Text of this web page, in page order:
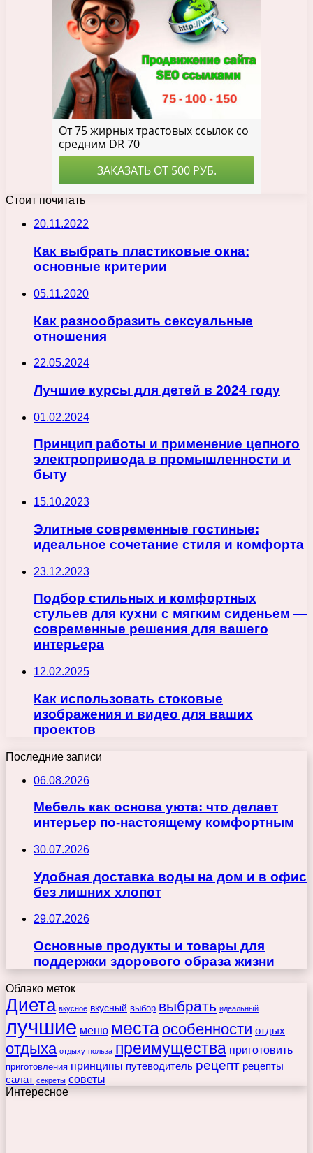
Стоит почитать
20.11.2022
Как выбрать пластиковые окна:
основные критерии
05.11.2020
Как разнообразить сексуальные
отношения
22.05.2024
Лучшие курсы для детей в 2024 году
01.02.2024
Принцип работы и применение цепного
электропривода в промышленности и
быту
15.10.2023
Элитные современные гостиные:
идеальное сочетание стиля и комфорта
23.12.2023
Подбор стильных и комфортных
стульев для кухни с мягким сиденьем —
современные решения для вашего
интерьера
12.02.2025
Как использовать стоковые
изображения и видео для ваших
проектов
Последние записи
06.08.2026
Мебель как основа уюта: что делает
интерьер по-настоящему комфортным
30.07.2026
Удобная доставка воды на дом и в офис
без лишних хлопот
29.07.2026
Основные продукты и товары для
поддержки здорового образа жизни
Облако меток
Диета вкусное вкусный выбор выбрать идеальный
лучшие меню места особенности отдых
отдыха отдыху польза преимущества приготовить
приготовления принципы путеводитель рецепт рецепты
салат секреты советы
Интересное